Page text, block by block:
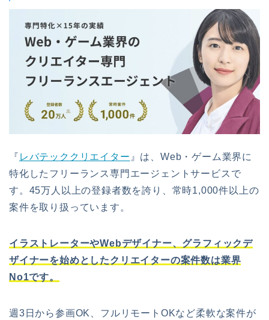
『 レバテッククリエイター 』は、Web・ゲーム業界に
特化したフリーランス専門エージェントサービスで
す。45万人以上の登録者数を誇り、常時1,000件以上の
案件を取り扱っています。
イラストレーターやWebデザイナー、グラフィックデ
ザイナーを始めとしたクリエイターの案件数は業界
No1です。
週3日から参画OK、フルリモートOKなど柔軟な案件が